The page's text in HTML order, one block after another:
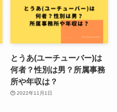
とうあ(ユーチューバー)は
何者？性別は男？所属事務
所や年収は？
2022年11月1日